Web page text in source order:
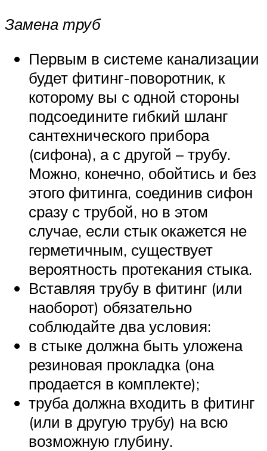
Замена труб
Первым в системе канализации
будет фитинг-поворотник, к
которому вы с одной стороны
подсоедините гибкий шланг
сантехнического прибора
(сифона), а с другой – трубу.
Можно, конечно, обойтись и без
этого фитинга, соединив сифон
сразу с трубой, но в этом
случае, если стык окажется не
герметичным, существует
вероятность протекания стыка.
Вставляя трубу в фитинг (или
наоборот) обязательно
соблюдайте два условия:
в стыке должна быть уложена
резиновая прокладка (она
продается в комплекте);
труба должна входить в фитинг
(или в другую трубу) на всю
возможную глубину.